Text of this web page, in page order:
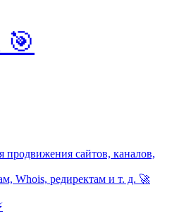
🎯
продвижения сайтов, каналов,
Whois, редиректам и т. д. 🚀